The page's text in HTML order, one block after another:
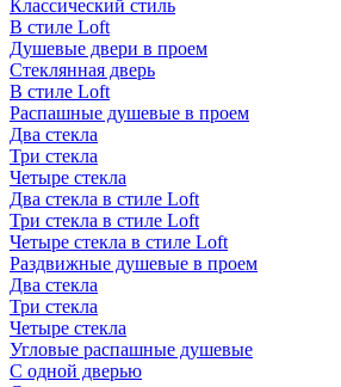
Классический стиль
В стиле Loft
Душевые двери в проем
Стеклянная дверь
В стиле Loft
Распашные душевые в проем
Два стекла
Три стекла
Четыре стекла
Два стекла в стиле Loft
Три стекла в стиле Loft
Четыре стекла в стиле Loft
Раздвижные душевые в проем
Два стекла
Три стекла
Четыре стекла
Угловые распашные душевые
С одной дверью